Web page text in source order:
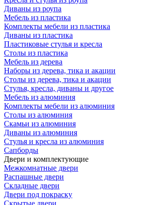
Диваны из роупа
Мебель из пластика
Комплекты мебели из пластика
Диваны из пластика
Пластиковые стулья и кресла
Столы из пластика
Мебель из дерева
Наборы из дерева, тика и акации
Столы из дерева, тика и акации
Стулья, кресла, диваны и другое
Мебель из алюминия
Комплекты мебели из алюминия
Столы из алюминия
Скамьи из алюминия
Диваны из алюминия
Стулья и кресла из алюминия
Сапборды
Двери и комплектующие
Межкомнатные двери
Распашные двери
Складные двери
Двери под покраску
Скрытые двери